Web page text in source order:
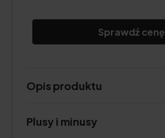
Sprawdź cenę
Opis produktu
Plusy i minusy